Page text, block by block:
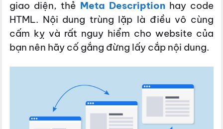
giao diện, thẻ Meta Descriptionhay code
HTML. Nội dung trùng lặp là điều vô cùng
cấm kỵ và rất nguy hiểm cho website của
bạn nên hãy cố gắng đừng lấy cắp nội dung.